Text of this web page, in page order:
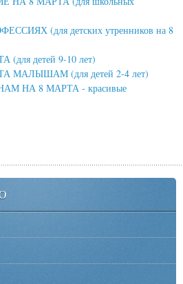
(для детских утренников на 8
детей 9-10 лет)
(для детей 2-4 лет)
НА 8 МАРТА - красивые